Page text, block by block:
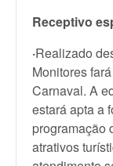
Receptivo
·Realizado
Monitores
Carnaval. A
estará apta a
programação
atrativos